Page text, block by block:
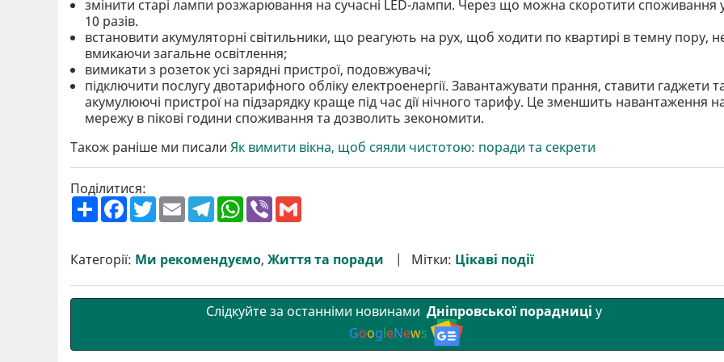
змінити старі лампи розжарювання на сучасні LED-лампи. Через що можна скоротити споживання
10 разів.
встановити акумуляторні світильники, що реагують на рух, щоб ходити по квартирі в темну пору,
вмикаючи загальне освітлення;
вимикати з розеток усі зарядні пристрої, подовжувачі;
підключити послугу двотарифного обліку електроенергії. Завантажувати прання, ставити гаджети
акумулюючі пристрої на підзарядку краще під час дії нічного тарифу. Це зменшить навантаження
мережу в пікові години споживання та дозволить зекономити.
Також раніше ми писали Як вимити вікна, щоб сяяли чистотою: поради та секрети
Поділитися:
П
о
р
и
F
a
b
o
T
w
e
E
m
l
T
e
g
r
W
h
s
A
V
r l
Категорії: Ми рекомендуємо, Життя та поради Мітки: Цікаві події
Слідкуйте за останніми новинами Дніпровської порадниці у
GoogleNews